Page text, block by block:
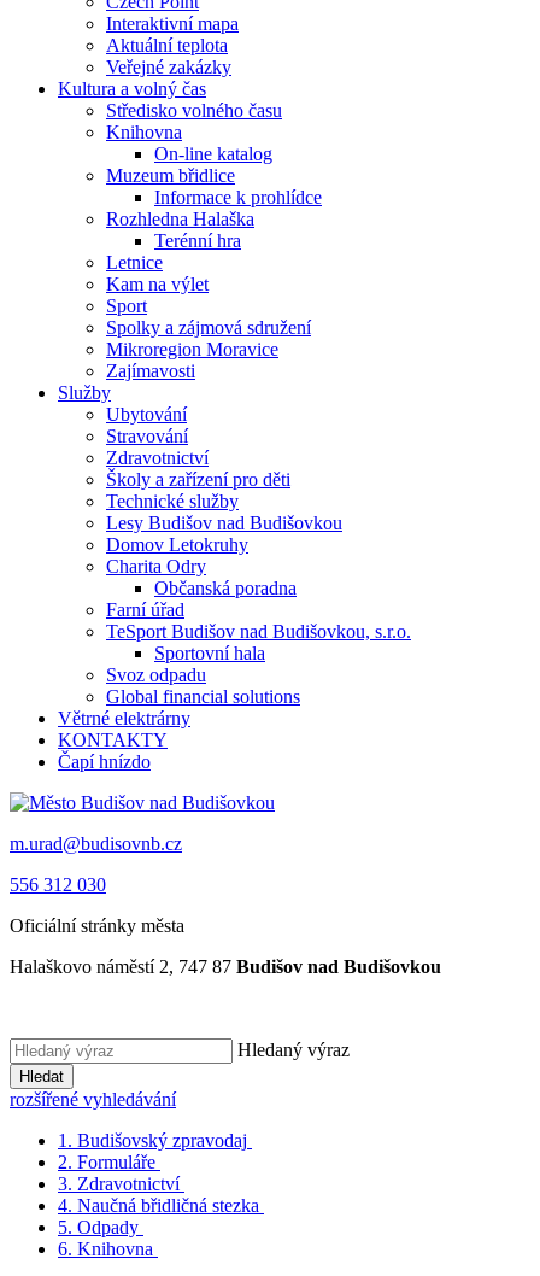
Interaktivní mapa
Aktuální teplota
Veřejné zakázky
Kultura a volný čas
Středisko volného času
Knihovna
On-line katalog
Muzeum břidlice
Informace k prohlídce
Rozhledna Halaška
Terénní hra
Letnice
Kam na výlet
Sport
Spolky a zájmová sdružení
Mikroregion Moravice
Zajímavosti
Služby
Ubytování
Stravování
Zdravotnictví
Školy a zařízení pro děti
Technické služby
Lesy Budišov nad Budišovkou
Domov Letokruhy
Charita Odry
Občanská poradna
Farní úřad
TeSport Budišov nad Budišovkou, s.r.o.
Sportovní hala
Svoz odpadu
Global financial solutions
Větrné elektrárny
KONTAKTY
Čapí hnízdo
m.urad@budisovnb.cz
556 312 030
Oficiální stránky města
Halaškovo náměstí 2, 747 87 Budišov nad Budišovkou
Hledaný výraz
Hledat
rozšířené vyhledávání
1. Budišovský zpravodaj
2. Formuláře
3. Zdravotnictví
4. Naučná břidličná stezka
5. Odpady
6. Knihovna